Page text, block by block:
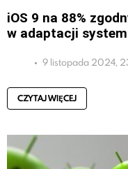
iOS 9 na 88%
w adaptacji
9 listopada 2024,
CZYTAJ WIĘCEJ